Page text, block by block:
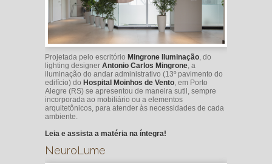
Projetada pelo escritório Mingrone Iluminação, do
lighting designer Antonio Carlos Mingrone, a
iluminação do andar administrativo (13º pavimento do
edifício) do Hospital Moinhos de Vento, em Porto
Alegre (RS) se apresentou de maneira sutil, sempre
incorporada ao mobiliário ou a elementos
arquitetônicos, para atender às necessidades de cada
ambiente.
Leia e assista a matéria na íntegra!
NeuroLume